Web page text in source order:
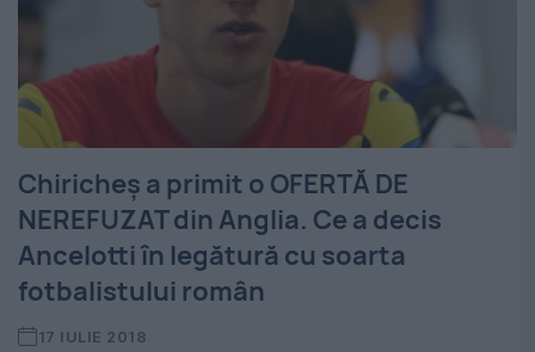
Chiricheș a primit o OFERTĂ DE
NEREFUZAT din Anglia. Ce a decis
Ancelotti în legătură cu soarta
fotbalistului român
17 IULIE 2018